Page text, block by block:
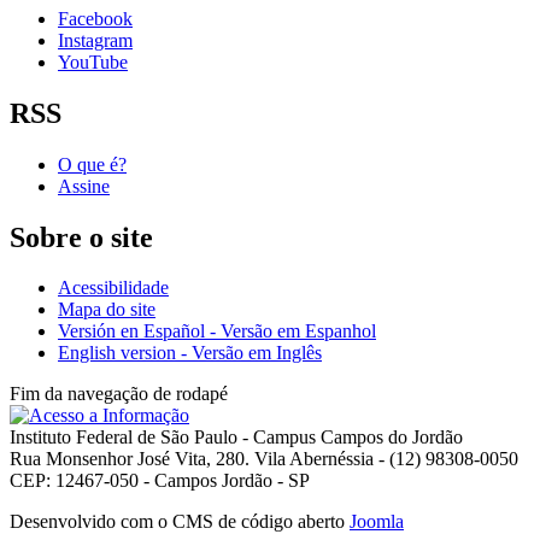
Facebook
Instagram
YouTube
RSS
O que é?
Assine
Sobre o site
Acessibilidade
Mapa do site
Versión en Español - Versão em Espanhol
English version - Versão em Inglês
Fim da navegação de rodapé
Instituto Federal de São Paulo - Campus Campos do Jordão
Rua Monsenhor José Vita, 280. Vila Abernéssia - (12) 98308-0050
CEP: 12467-050 - Campos Jordão - SP
Desenvolvido com o CMS de código aberto Joomla